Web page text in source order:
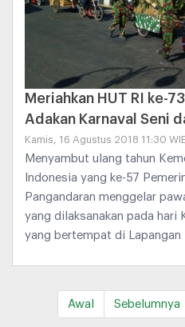
Meriahkan HUT RI ke-
Adakan Karnaval Seni
Kamis, 16 Agustus 2018 11:30
Menyambut ulang tahun
Indonesia yang ke-57
Pangandaran menggelar
yang dilaksanakan pada hari
yang bertempat di Lapangan
Awal Sebelumnya